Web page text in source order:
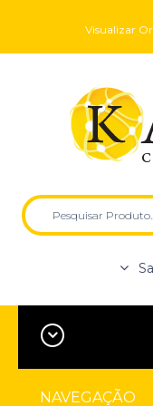
Visualizar
NAVEGAÇÃO